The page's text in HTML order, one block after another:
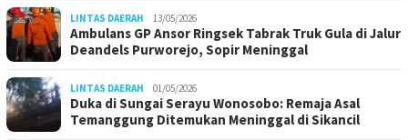
LINTAS DAERAH 13/05/2026
Ambulans GP Ansor Ringsek Tabrak Truk Gula di Jalur
Deandels Purworejo, Sopir Meninggal
LINTAS DAERAH 01/05/2026
Duka di Sungai Serayu Wonosobo: Remaja Asal
Temanggung Ditemukan Meninggal di Sikancil